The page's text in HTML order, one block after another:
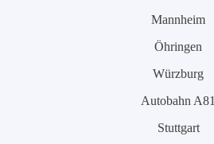
Mannheim
Öhringen
Würzburg
Autobahn A81
Stuttgart